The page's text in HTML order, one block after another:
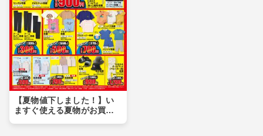
【夏物値下しました！】い
ますぐ使える夏物がお買い